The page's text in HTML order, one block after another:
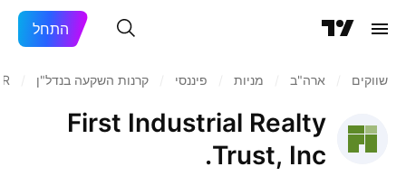
התחל
שווקים ארה"ב‏ מניות‏ פיננסי קרנות השקעה בנדל"ן
First Industrial Realty
Trust, Inc.